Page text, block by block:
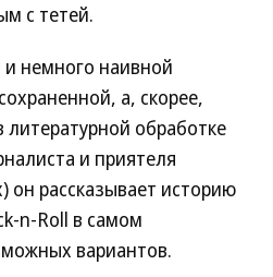
с тетей.
немного наивной
а, скорее,
литературной обработке
и приятеля
он рассказывает историю
n-Roll в самом
вариантов.